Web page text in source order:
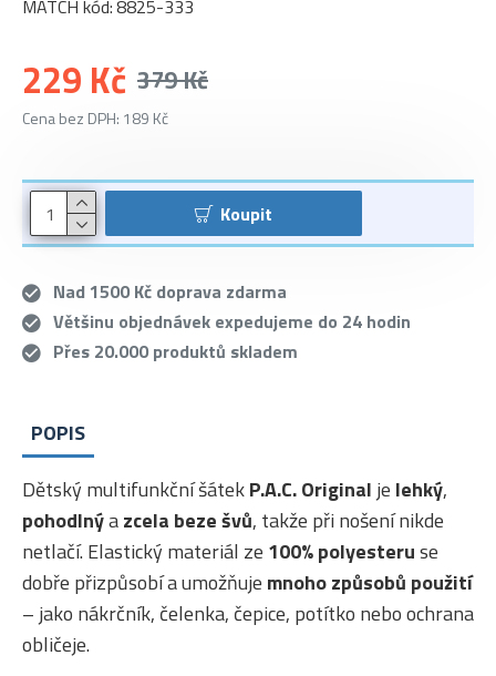
229 Kč 379 Kč
Cena bez DPH: 189 Kč
MATCH kód:8825-333
Koupit
Nad 1500 Kč doprava zdarma
Většinu objednávek expedujeme do 24 hodin
Přes 20.000 produktů skladem
POPIS
Dětský multifunkční šátekP.A.C. Original je lehký,
pohodlnýazcela beze švů, takže při nošení nikde
netlačí. Elastický materiál ze 100% polyesteruse
dobře přizpůsobí a umožňuje mnoho způsobů použití
– jako nákrčník, čelenka, čepice, potítko nebo ochrana
obličeje.